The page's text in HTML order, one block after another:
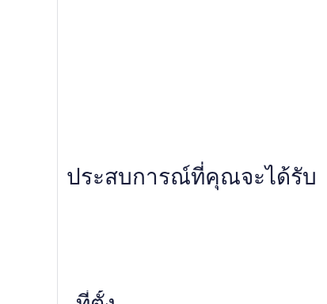
ประสบการณ์ที่คุณจะได้รับ